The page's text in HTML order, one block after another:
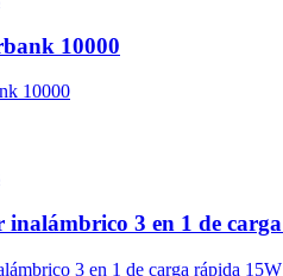
10000
inalámbrico 3 en 1 de